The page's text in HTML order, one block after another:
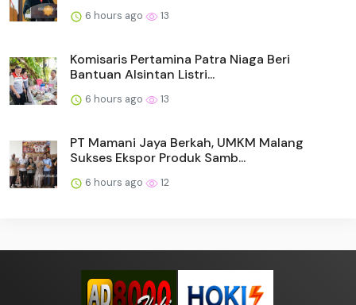
6 hours ago 13
Komisaris Pertamina Patra Niaga Beri
Bantuan Alsintan Listri...
6 hours ago 13
PT Mamani Jaya Berkah, UMKM Malang
Sukses Ekspor Produk Samb...
6 hours ago 12